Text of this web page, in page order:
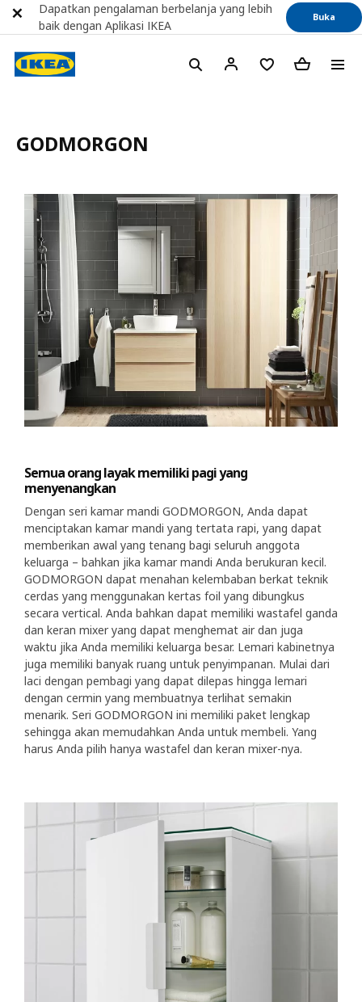
GODMORGON
Semua orang layak memiliki pagi yang
menyenangkan
Dengan seri kamar mandi GODMORGON, Anda dapat
menciptakan kamar mandi yang tertata rapi, yang dapat
memberikan awal yang tenang bagi seluruh anggota
keluarga – bahkan jika kamar mandi Anda berukuran kecil.
GODMORGON dapat menahan kelembaban berkat teknik
cerdas yang menggunakan kertas foil yang dibungkus
secara vertical. Anda bahkan dapat memiliki wastafel ganda
dan keran mixer yang dapat menghemat air dan juga
waktu jika Anda memiliki keluarga besar. Lemari kabinetnya
juga memiliki banyak ruang untuk penyimpanan. Mulai dari
laci dengan pembagi yang dapat dilepas hingga lemari
dengan cermin yang membuatnya terlihat semakin
menarik. Seri GODMORGON ini memiliki paket lengkap
sehingga akan memudahkan Anda untuk membeli. Yang
harus Anda pilih hanya wastafel dan keran mixer-nya.
Dapatkan pengalaman berbelanja yang lebih
baik dengan Aplikasi IKEA
Buka